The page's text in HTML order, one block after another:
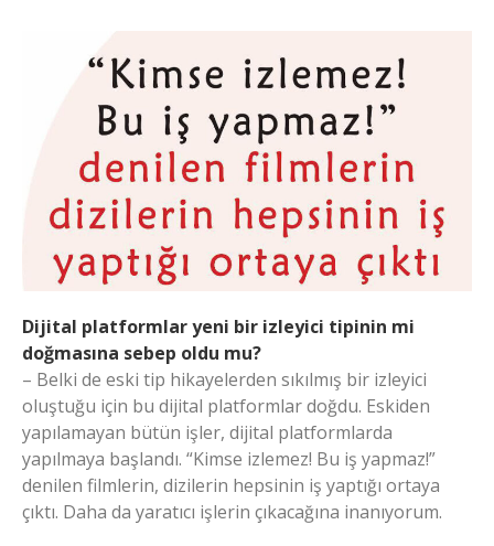
Dijital platformlar yeni bir izleyici tipinin mi
doğmasına sebep oldu mu?
– Belki de eski tip hikayelerden sıkılmış bir izleyici
oluştuğu için bu dijital platformlar doğdu. Eskiden
yapılamayan bütün işler, dijital platformlarda
yapılmaya başlandı. “Kimse izlemez! Bu iş yapmaz!”
denilen filmlerin, dizilerin hepsinin iş yaptığı ortaya
çıktı. Daha da yaratıcı işlerin çıkacağına inanıyorum.